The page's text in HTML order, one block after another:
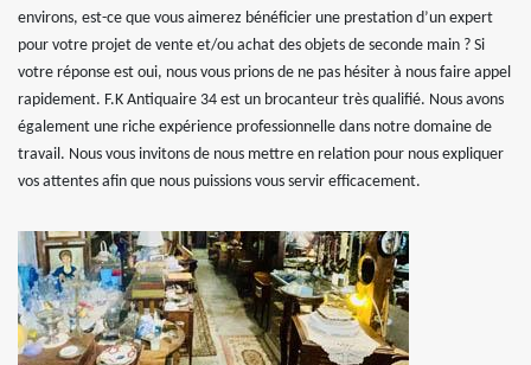
environs, est-ce que vous aimerez bénéficier une prestation d’un expert
pour votre projet de vente et/ou achat des objets de seconde main ? Si
votre réponse est oui, nous vous prions de ne pas hésiter à nous faire appel
rapidement. F.K Antiquaire 34 est un brocanteur très qualifié. Nous avons
également une riche expérience professionnelle dans notre domaine de
travail. Nous vous invitons de nous mettre en relation pour nous expliquer
vos attentes afin que nous puissions vous servir efficacement.